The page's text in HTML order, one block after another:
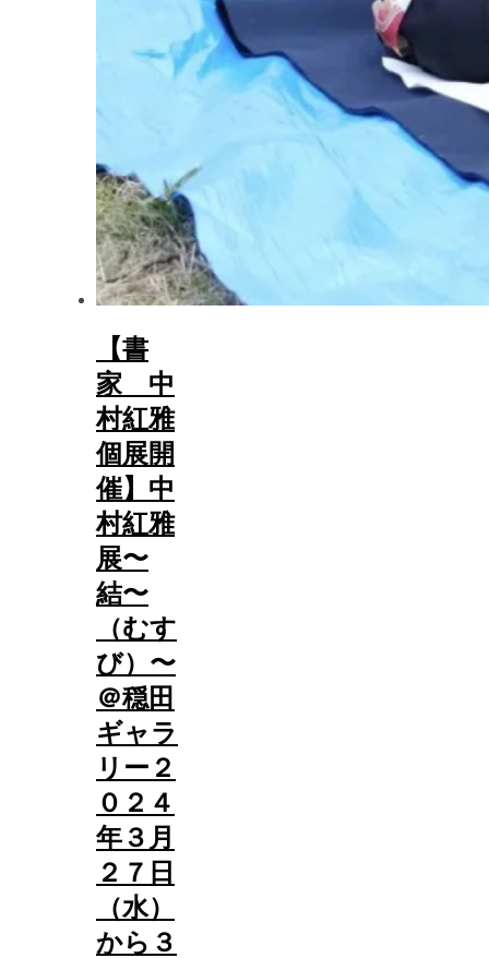
【書
家 中
村紅雅
個展開
催】中
村紅雅
展〜
結〜
（むす
び）〜
＠穏田
ギャラ
リー２
０２４
年３月
２７日
（水）
から３